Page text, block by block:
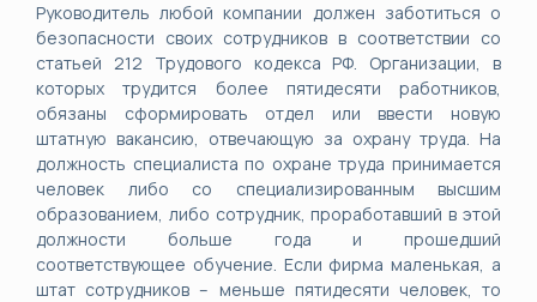
Руководитель любой компании должен заботиться о
безопасности своих сотрудников в соответствии со
статьей 212 Трудового кодекса РФ. Организации, в
которых трудится более пятидесяти работников,
обязаны сформировать отдел или ввести новую
штатную вакансию, отвечающую за охрану труда. На
должность специалиста по охране труда принимается
человек либо со специализированным высшим
образованием, либо сотрудник, проработавший в этой
должности больше года и прошедший
соответствующее обучение. Если фирма маленькая, а
штат сотрудников – меньше пятидесяти человек, то